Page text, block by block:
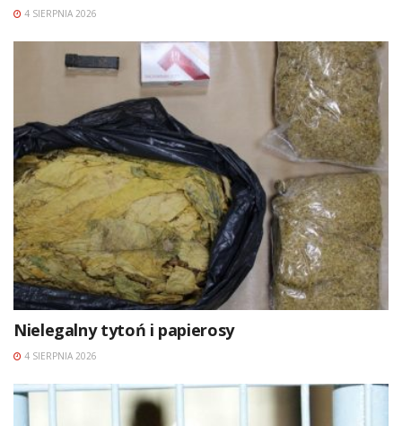
4 SIERPNIA 2026
Nielegalny tytoń i papierosy
4 SIERPNIA 2026